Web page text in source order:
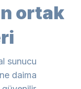
ortak
sunucu
daima